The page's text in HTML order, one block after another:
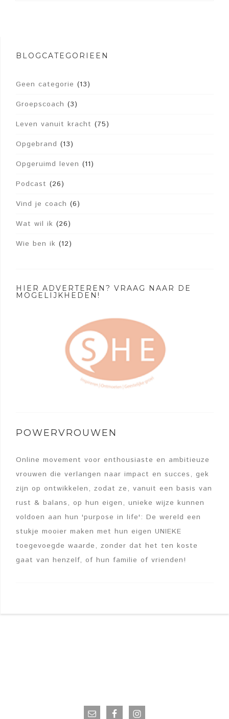
BLOGCATEGORIEËN
Geen categorie (13)
Groepscoach (3)
Leven vanuit kracht (75)
Opgebrand (13)
Opgeruimd leven (11)
Podcast (26)
Vind je coach (6)
Wat wil ik (26)
Wie ben ik (12)
HIER ADVERTEREN? VRAAG NAAR DE
MOGELIJKHEDEN!
POWERVROUWEN
Online movement voor enthousiaste en ambitieuze
vrouwen die verlangen naar impact en succes, gek
zijn op ontwikkelen, zodat ze, vanuit een basis van
rust & balans, op hun eigen, unieke wijze kunnen
voldoen aan hun 'purpose in life': De wereld een
stukje mooier maken met hun eigen UNIEKE
toegevoegde waarde, zonder dat het ten koste
gaat van henzelf, of hun familie of vrienden!